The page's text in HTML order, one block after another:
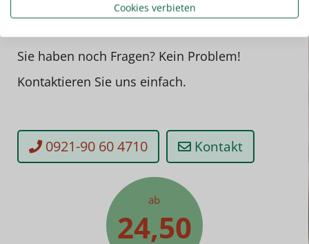
Sie haben noch Fragen? Kein Problem!
Kontaktieren Sie uns einfach.
0921-90 60 4710 Kontakt
ab
24,50
Cookies verbieten